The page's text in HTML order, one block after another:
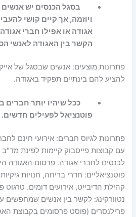
בסגל הכנסים יש אנשים
ויוזמה, אך קיים קושי
אגודה או אפילו חברי
הקשר בין האגודה לאנשי
פתרונות מוצעים: אנשים שבסגל של
להציע להם בינתיים תפקיד באגודה.
ככל שיהיו יותר חברים
פוטנציאל לפעילים חדשים.
פתרונות לגיוס חברים: אירועי חינם
עם קבוצות פייסבוק קיימות לפינת
לכנסים לחברי אגודה. פרסום האגודה
פוטנציאליים: חדרי בריחה, חנויות
קהילת הדיבייט, אירועים דומים. טרגוט
נטוורקינג: לקשר בין אנשים שמחפשים
פרילנסרים (פוסט פרסומים בקבוצת